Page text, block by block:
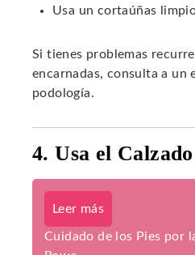
Usa un cortaúñas
Si tienes problemas
encarnadas, consulta a un
podología.
4. Usa el
Leer más
Cuidado de los Pies por